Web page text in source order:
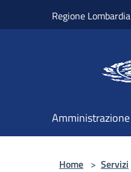
Regione Lombardia
Amministrazione
Home > Servizi